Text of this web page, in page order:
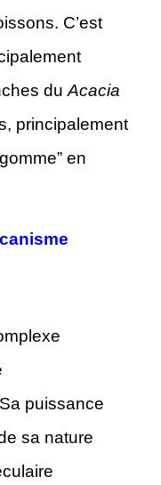
C’est
duAcacia
principalement
en
puissance
sa nature